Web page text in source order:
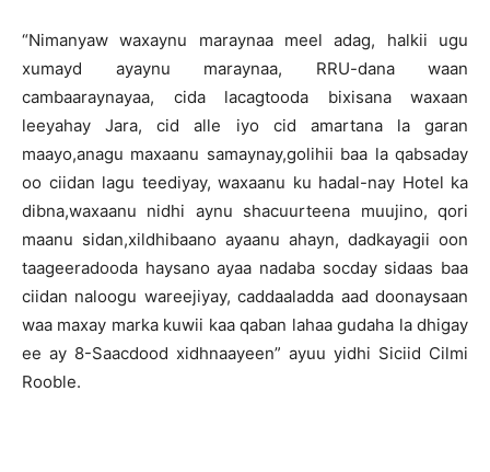
“Nimanyaw waxaynu maraynaa meel adag, halkii ugu
xumayd ayaynu maraynaa, RRU-dana waan
cambaaraynayaa, cida lacagtooda bixisana waxaan
leeyahay Jara, cid alle iyo cid amartana la garan
maayo,anagu maxaanu samaynay,golihii baa la qabsaday
oo ciidan lagu teediyay, waxaanu ku hadal-nay Hotel ka
dibna,waxaanu nidhi aynu shacuurteena muujino, qori
maanu sidan,xildhibaano ayaanu ahayn, dadkayagii oon
taageeradooda haysano ayaa nadaba socday sidaas baa
ciidan naloogu wareejiyay, caddaaladda aad doonaysaan
waa maxay marka kuwii kaa qaban lahaa gudaha la dhigay
ee ay 8-Saacdood xidhnaayeen” ayuu yidhi Siciid Cilmi
Rooble.